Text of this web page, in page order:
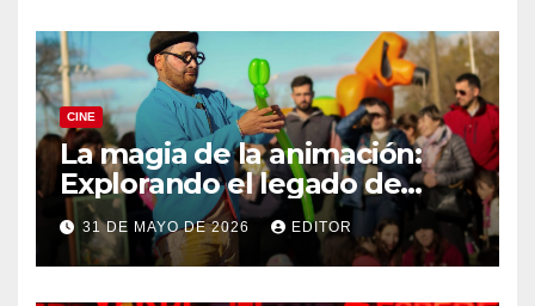
CINE
La magia de la animación:
Explorando el legado de
DreamWorks
31 DE MAYO DE 2026 EDITOR